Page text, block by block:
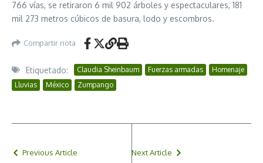
766 vías, se retiraron 6 mil 902 árboles y espectaculares, 181
mil 273 metros cúbicos de basura, lodo y escombros.
Compartir nota
Etiquetado: Claudia Sheinbaum Fuerzas armadas
Homenaje
Lluvias
México Zumpango
Previous Article Next Article